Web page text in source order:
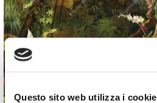
Questo sito web utilizza i cookie